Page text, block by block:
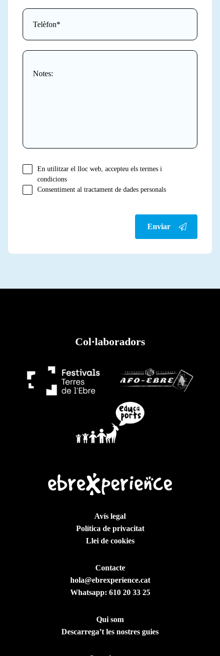
En utilitzar el lloc web, accepteu els termes i
condicions
Consentiment al tractament de dades personals
Enviar
Col·laboradors
Avís legal
Política de privacitat
Llei de cookies
Contacte
hola@ebrexperience.cat
Whatsapp: 610 20 33 25
Qui som
Descarrega’t les nostres guies